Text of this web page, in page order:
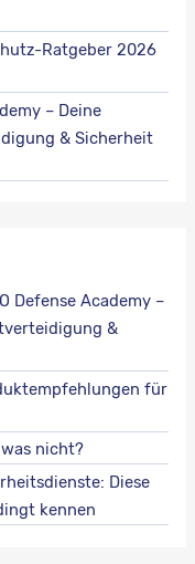
Ratgeber 2026
– Deine
& Sicherheit
Defense Academy –
&
für
nicht?
Diese
kennen